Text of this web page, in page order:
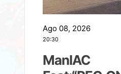
Ago 08, 2026
20:30
ManIAC